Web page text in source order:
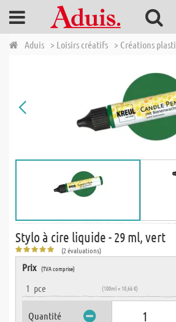
Aduis > Loisirs créatifs > Créations
Stylo à cire liquide - 29 ml, vert
(2 évaluations)
Prix (TVA comprise)
1 pce (100ml = 10,66 €)
Quantité